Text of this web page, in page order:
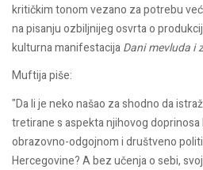
kritičkim tonom vezano za potrebu
na pisanju ozbiljnijeg osvrta o
kulturna manifestacijaDani mevluda i
Muftija piše:
"Da li je neko našao za shodno da
tretirane s aspekta njihovog
obrazovno-odgojnom i društveno
Hercegovine? A bez učenja o sebi,